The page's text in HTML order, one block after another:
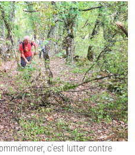
c’est lutter contre